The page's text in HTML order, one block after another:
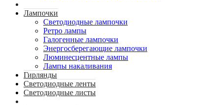
Лампочки
Светодиодные лампочки
Ретро лампы
Галогенные лампочки
Энергосберегающие лампочки
Люминесцентные лампы
Лампы накаливания
Гирлянды
Светодиодные ленты
Светодиодные листы